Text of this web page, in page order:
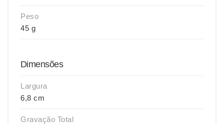
Peso
45 g
Dimensões
Largura
6,8 cm
Gravação Total